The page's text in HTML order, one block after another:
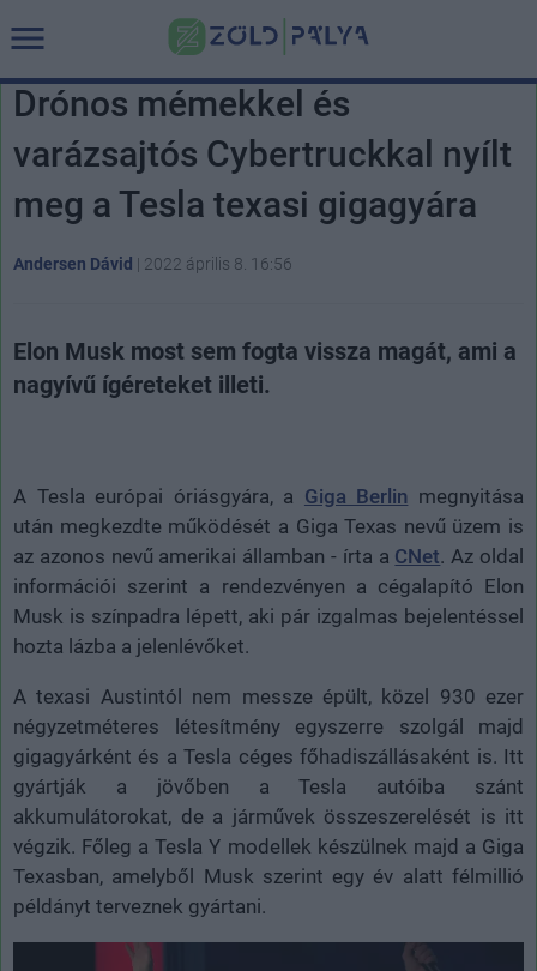
Drónos mémekkel és
varázsajtós Cybertruckkal nyílt
meg a Tesla texasi gigagyára
Andersen Dávid | 2022 április 8. 16:56
Elon Musk most sem fogta vissza magát, ami a
nagyívű ígéreteket illeti.
A Tesla európai óriásgyára, a Giga Berlin megnyitása
után megkezdte működését a Giga Texas nevű üzem is
az azonos nevű amerikai államban - írta a CNet. Az oldal
információi szerint a rendezvényen a cégalapító Elon
Musk is színpadra lépett, aki pár izgalmas bejelentéssel
hozta lázba a jelenlévőket.
A texasi Austintól nem messze épült, közel 930 ezer
négyzetméteres létesítmény egyszerre szolgál majd
gigagyárként és a Tesla céges főhadiszállásaként is. Itt
gyártják a jövőben a Tesla autóiba szánt
akkumulátorokat, de a járművek összeszerelését is itt
végzik. Főleg a Tesla Y modellek készülnek majd a Giga
Texasban, amelyből Musk szerint egy év alatt félmillió
példányt terveznek gyártani.